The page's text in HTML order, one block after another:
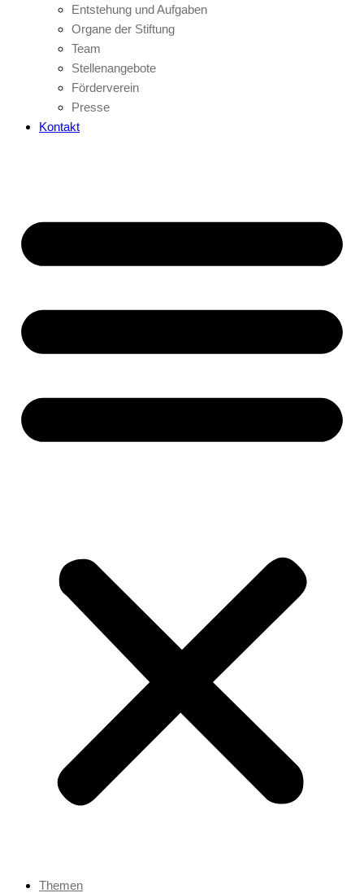
Entstehung und Aufgaben
Organe der Stiftung
Team
Stellenangebote
Förderverein
Presse
Kontakt
Themen